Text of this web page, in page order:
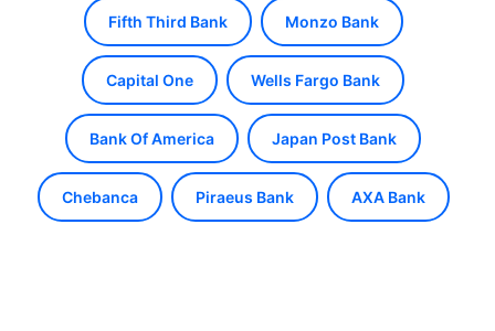
Fifth Third Bank Monzo Bank
Capital One Wells Fargo Bank
Bank Of America Japan Post Bank
Chebanca Piraeus Bank AXA Bank